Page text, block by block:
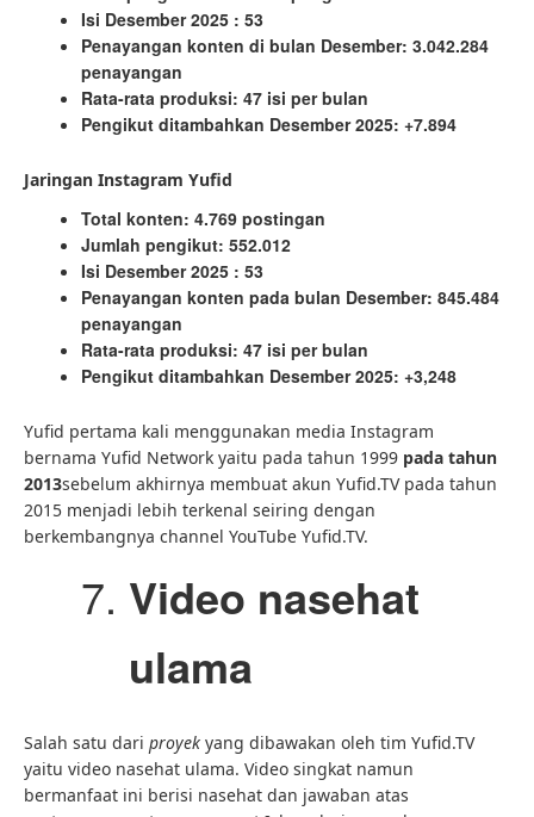
Isi Desember 2025 : 53
Penayangan konten di bulan Desember: 3.042.284
penayangan
Rata-rata produksi: 47 isi per bulan
Pengikut ditambahkan Desember 2025: +7.894
Jaringan Instagram Yufid
Total konten: 4.769 postingan
Jumlah pengikut: 552.012
Isi Desember 2025 : 53
Penayangan konten pada bulan Desember: 845.484
penayangan
Rata-rata produksi: 47 isi per bulan
Pengikut ditambahkan Desember 2025: +3,248
Yufid pertama kali menggunakan media Instagram
bernama Yufid Network yaitu pada tahun 1999 pada tahun
2013sebelum akhirnya membuat akun Yufid.TV pada tahun
2015 menjadi lebih terkenal seiring dengan
berkembangnya channel YouTube Yufid.TV.
Video nasehat
ulama
Salah satu dari proyek yang dibawakan oleh tim Yufid.TV
yaitu video nasehat ulama. Video singkat namun
bermanfaat ini berisi nasehat dan jawaban atas